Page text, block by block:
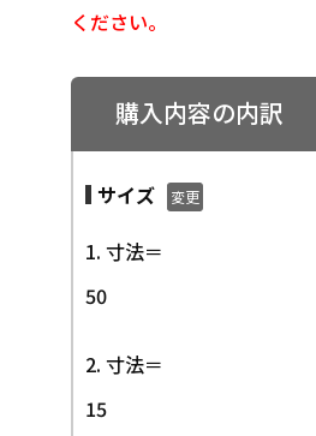
ください。
購入内容の内訳
サイズ 変更
1. 寸法＝
50
2. 寸法＝
15